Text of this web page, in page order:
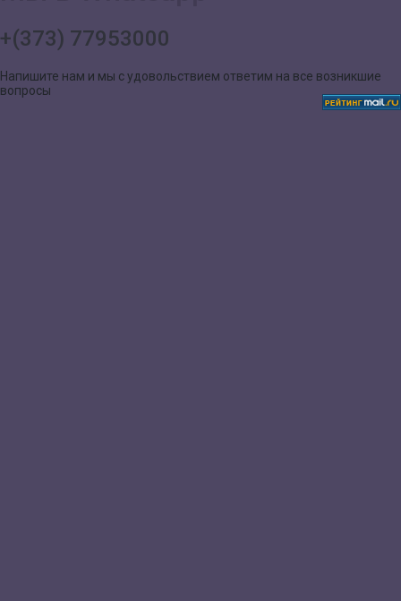
+(373) 77953000
Напишите нам и мы с удовольствием ответим на все возникшие
вопросы